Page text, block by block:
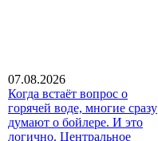
07.08.2026
Когда встаёт вопрос о
горячей воде, многие сразу
думают о бойлере. И это
логично. Центральное